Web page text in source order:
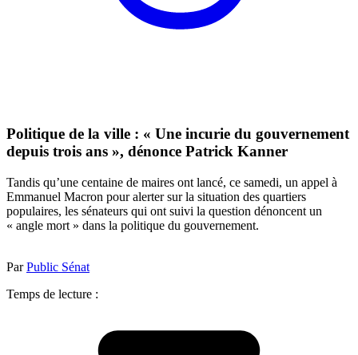
Politique de la ville : « Une incurie du gouvernement
depuis trois ans », dénonce Patrick Kanner
Tandis qu’une centaine de maires ont lancé, ce samedi, un appel à
Emmanuel Macron pour alerter sur la situation des quartiers
populaires, les sénateurs qui ont suivi la question dénoncent un
« angle mort » dans la politique du gouvernement.
ParPublic Sénat
Temps de lecture :